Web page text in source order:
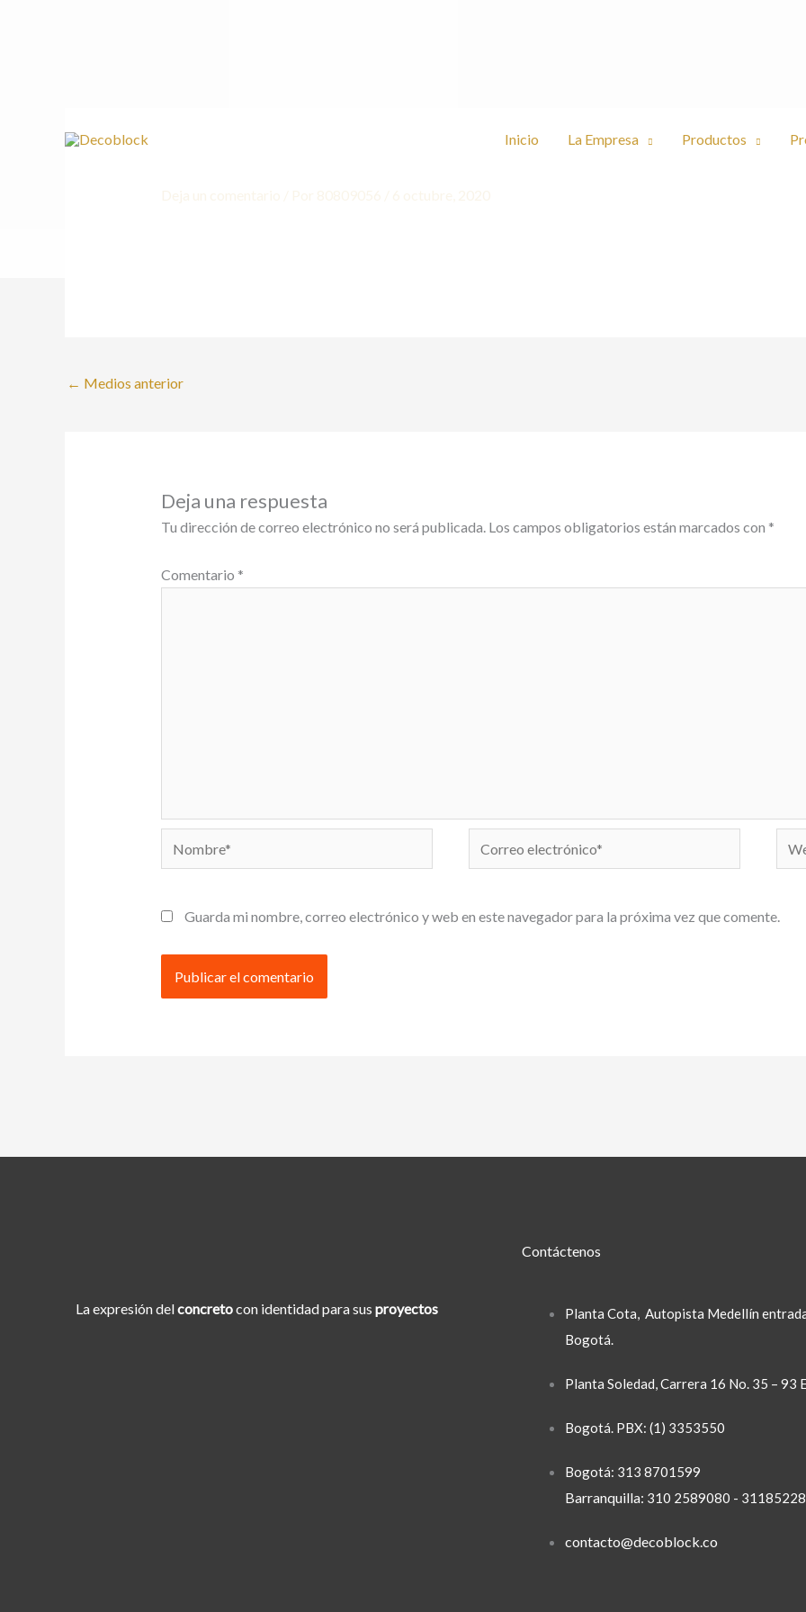
Inicio La Empresa Productos
← Medios anterior
Deja una respuesta
Tu dirección de correo electrónico no será publicada. Los campos obligatorios están marcados con *
Comentario *
Nombre*
Correo
electrónico*
Web
Guarda mi nombre, correo electrónico y web en este navegador para la próxima vez que comente.
La expresión delconcretocon identidad para sus proyectos
Contáctenos
Planta Cota, Autopista Medellín
Bogotá.
Planta Soledad, Carrera 16 No. 35 – 93
Bogotá. PBX: (1) 3353550
Bogotá: 313 8701599
Barranquilla: 310 2589080 -
contacto@decoblock.co